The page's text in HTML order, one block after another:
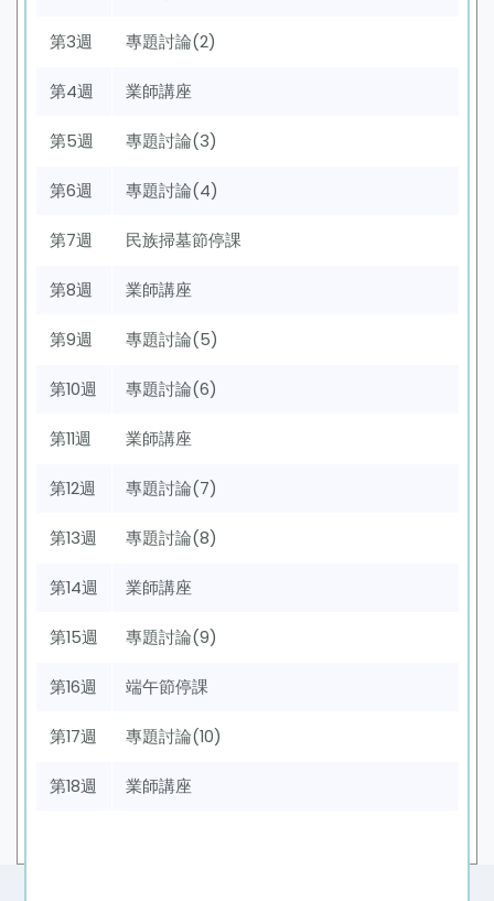
第3週 專題討論(2)
第4週 業師講座
第5週 專題討論(3)
第6週 專題討論(4)
第7週 民族掃墓節停課
第8週 業師講座
第9週 專題討論(5)
第10週 專題討論(6)
第11週 業師講座
第12週 專題討論(7)
第13週 專題討論(8)
第14週 業師講座
第15週 專題討論(9)
第16週 端午節停課
第17週 專題討論(10)
第18週 業師講座